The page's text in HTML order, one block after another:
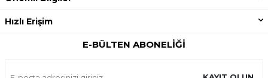
Hızlı Erişim
E-BÜLTEN ABONELIĞI